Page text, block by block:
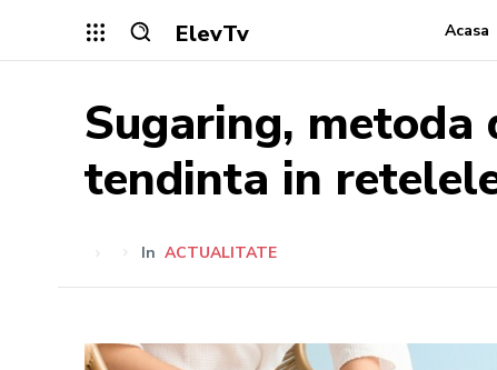
ElevTv Acasa
Sugaring, metoda
tendinta in
In ACTUALITATE